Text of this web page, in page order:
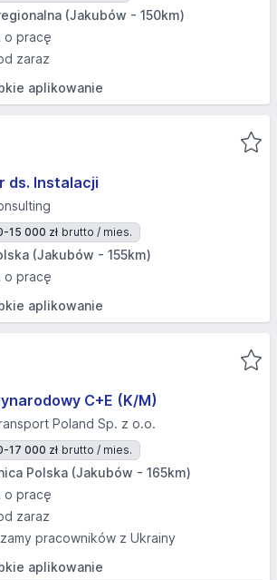
(Jakubów - 150km)
o pracę
zaraz
aplikowanie
ds. Instalacji
15 000 zł brutto / mies.
(Jakubów - 155km)
o pracę
aplikowanie
C+E (K/M)
Poland Sp. z o.o.
17 000 zł brutto / mies.
Polska (Jakubów - 165km)
o pracę
zaraz
pracowników z Ukrainy
aplikowanie